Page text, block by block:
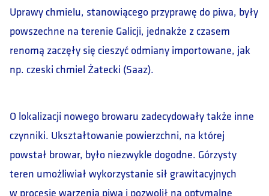
Uprawy chmielu, stanowiącego przyprawę do piwa, były
powszechne na terenie Galicji, jednakże z czasem
renomą zaczęły się cieszyć odmiany importowane, jak
np. czeski chmiel Żatecki (Saaz).
O lokalizacji nowego browaru zadecydowały także inne
czynniki. Ukształtowanie powierzchni, na której
powstał browar, było niezwykle dogodne. Górzysty
teren umożliwiał wykorzystanie sił grawitacyjnych
w procesie warzenia piwa i pozwolił na optymalne